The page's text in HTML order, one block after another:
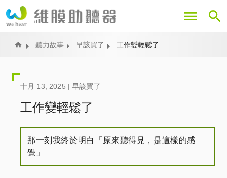
至
內
Home 聽力故事 早該買了 工作變輕鬆了
十月 13, 2025 |早該買了
工作變輕鬆了
那一刻我終於明白「原來聽得見，是這樣的感
覺」